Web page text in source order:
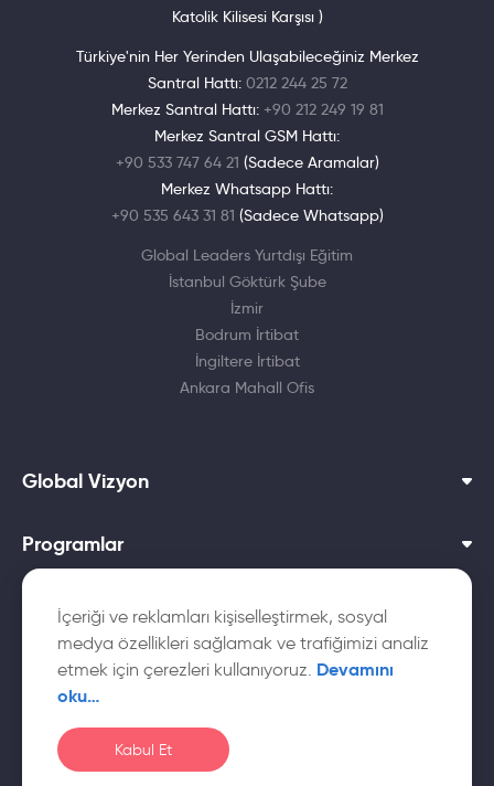
İçeriği ve reklamları kişiselleştirmek, sosyal
medya özellikleri sağlamak ve trafiğimizi analiz
etmek için çerezleri kullanıyoruz. Devamını
oku…
Kabul Et
Katolik Kilisesi Karşısı )
Türkiye'nin Her Yerinden Ulaşabileceğiniz Merkez
Santral Hattı: 0212 244 25 72
Merkez Santral Hattı: +90 212 249 19 81
Merkez Santral GSM Hattı:
+90 533 747 64 21 (Sadece Aramalar)
Merkez Whatsapp Hattı:
+90 535 643 31 81 (Sadece Whatsapp)
Global Leaders Yurtdışı Eğitim
İstanbul Göktürk Şube
İzmir
Bodrum İrtibat
İngiltere İrtibat
Ankara Mahall Ofis
Global Vizyon
Programlar
Dil Okulları
Yurtdışı Üniversiteler
© Global